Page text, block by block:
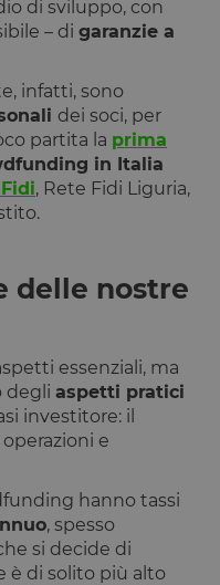
di sviluppo, con
– di garanzie a
infatti, sono
dei soci, per
partita la prima
in Italia
, Rete Fidi Liguria,
delle nostre
essenziali, ma
degli aspetti pratici
investitore: il
e
hanno tassi
, spesso
si decide di
è di solito più alto